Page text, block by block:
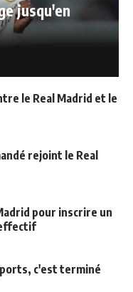
jusqu'en
le Real Madrid et le
rejoint le Real
pour inscrire un
c'est terminé